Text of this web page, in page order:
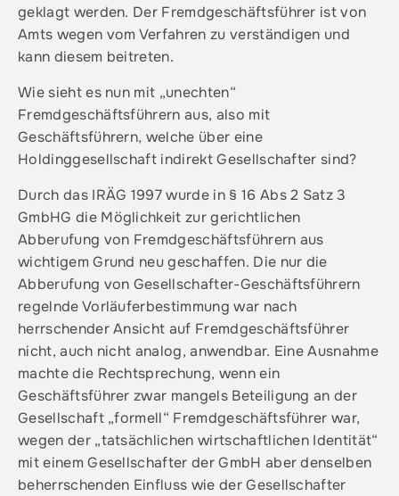
geklagt werden. Der Fremdgeschäftsführer ist von
Amts wegen vom Verfahren zu verständigen und
kann diesem beitreten.
Wie sieht es nun mit „unechten“
Fremdgeschäftsführern aus, also mit
Geschäftsführern, welche über eine
Holdinggesellschaft indirekt Gesellschafter sind?
Durch das IRÄG 1997 wurde in § 16 Abs 2 Satz 3
GmbHG die Möglichkeit zur gerichtlichen
Abberufung von Fremdgeschäftsführern aus
wichtigem Grund neu geschaffen. Die nur die
Abberufung von Gesellschafter-Geschäftsführern
regelnde Vorläuferbestimmung war nach
herrschender Ansicht auf Fremdgeschäftsführer
nicht, auch nicht analog, anwendbar. Eine Ausnahme
machte die Rechtsprechung, wenn ein
Geschäftsführer zwar mangels Beteiligung an der
Gesellschaft „formell“ Fremdgeschäftsführer war,
wegen der „tatsächlichen wirtschaftlichen Identität“
mit einem Gesellschafter der GmbH aber denselben
beherrschenden Einfluss wie der Gesellschafter